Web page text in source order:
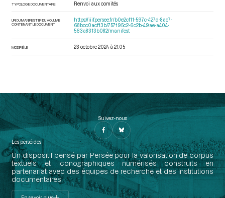
TYPOLOGIE DOCUMENTAIRE Renvoi aux comités
URI DU MANIFEST IIIF DU VOLUME
CONTENANT LE DOCUMENT
https://iiif.persee.fr/b0e2cf11-597c-427d-8ac7-
68bcc0acf13b/757195c2-6c2b-49ae-a404-
563a8313b082/manifest
MODIFIÉ LE 23 octobre 2024 à 21:05
Suivez-nous
Les perséides
Un dispositif pensé par Persée pour la valorisation de corpus
textuels et iconographiques numérisés construits en
partenariat avec des équipes de recherche et des institutions
documentaires.